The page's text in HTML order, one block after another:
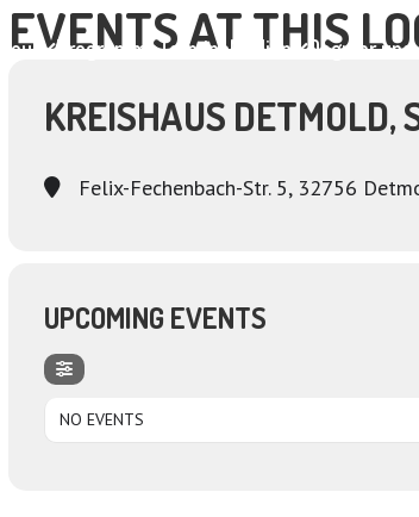
About ProgrammeTermineMedien Dagmar
EVENTS AT THIS
KREISHAUS DETMOLD,
Felix-Fechenbach-Str. 5, 32756
UPCOMING EVENTS
NO EVENTS